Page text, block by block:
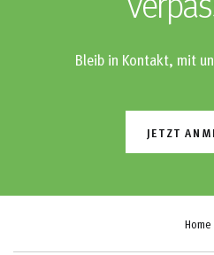
Bleib in Kontakt, mit
JETZT
Home